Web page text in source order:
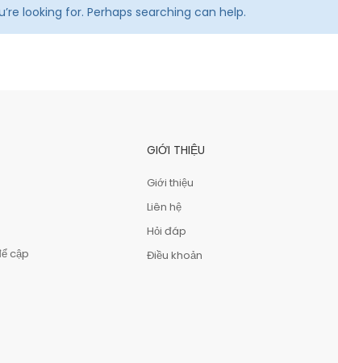
looking for. Perhaps searching can help.
cập
GIỚI THIỆU
Giới thiệu
Liên hệ
Hỏi đáp
Điều khoản